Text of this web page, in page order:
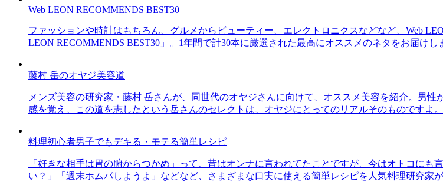
Web LEON RECOMMENDS BEST30
ファッションや時計はもちろん、グルメからビューティー、エレクトロニクスなどなど、Web
LEON RECOMMENDS BEST30」。1年間で計30本に厳選された最高にオススメのネタをお届けし
藤村 岳のオヤジ美容道
メンズ美容の研究家・藤村 岳さんが、同世代のオヤジさんに向けて、オススメ美容を紹介。男
感を覚え、この道を志したという岳さんのセレクトは、オヤジにとってのリアルそのものですよ。
料理初心者男子でもデキる・モテる簡単レシピ
「好きな相手は胃の腑からつかめ」って、昔はオンナに言われてたことですが、今はオトコに
い？」「週末ホムパしようよ」などなど、さまざまな口実に使える簡単レシピを人気料理研究家が